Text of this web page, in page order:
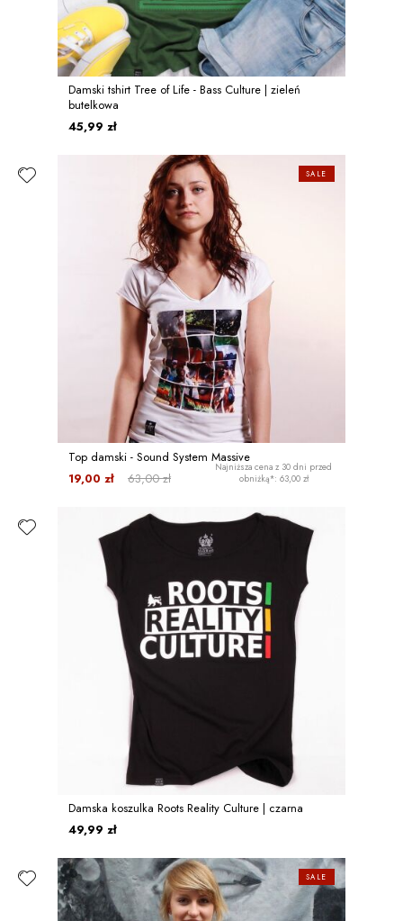
Damski tshirt Tree of Life - Bass Culture | zieleń
butelkowa
45,99 zł
Top damski - Sound System Massive
63,00 zł
19,00 zł
Najniższa cena z 30 dni przed
obniżką*: 63,00 zł
SALE
Damska koszulka Roots Reality Culture | czarna
49,99 zł
SALE